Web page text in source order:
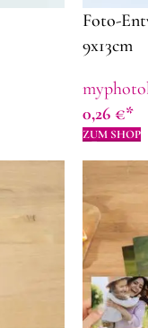
Foto-
9x13cm
0,26 €
ZUM SHOP